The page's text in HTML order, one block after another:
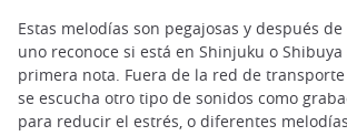
Estas melodías son pegajosas y después
uno reconoce si está en Shinjuku o
primera nota. Fuera de la red de
se escucha otro tipo de sonidos como
para reducir el estrés, o diferentes